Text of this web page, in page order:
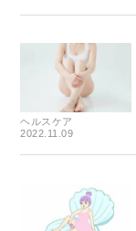
ヘルスケア
2022.11.09